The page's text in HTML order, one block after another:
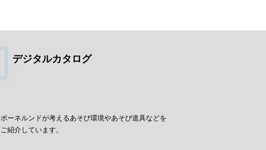
デジタルカタログ
ボーネルンドが考えるあそび環境やあそび道具などを
ご紹介しています。